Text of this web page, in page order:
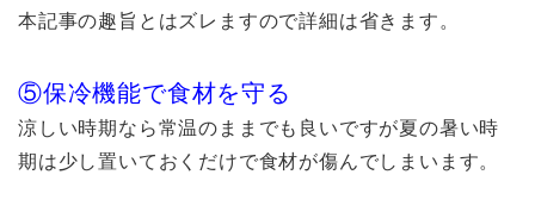
本記事の趣旨とはズレますので詳細は省きます。
⑤保冷機能で食材を守る
涼しい時期なら常温のままでも良いですが夏の暑い時
期は少し置いておくだけで食材が傷んでしまいます。